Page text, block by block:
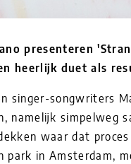
presenteren
heerlijk duet als
singer-songwriters
namelijk simpelweg
waar dat
park in Amsterdam,